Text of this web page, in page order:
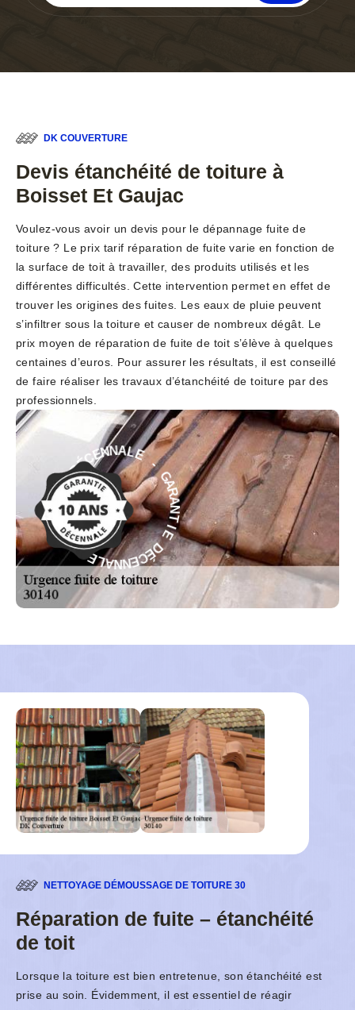
DK COUVERTURE
Devis étanchéité de toiture à
Boisset Et Gaujac
Voulez-vous avoir un devis pour le dépannage fuite de
toiture ? Le prix tarif réparation de fuite varie en fonction de
la surface de toit à travailler, des produits utilisés et les
différentes difficultés. Cette intervention permet en effet de
trouver les origines des fuites. Les eaux de pluie peuvent
s’infiltrer sous la toiture et causer de nombreux dégât. Le
prix moyen de réparation de fuite de toit s’élève à quelques
centaines d’euros. Pour assurer les résultats, il est conseillé
de faire réaliser les travaux d’étanchéité de toiture par des
professionnels.
G
A
R
A
N
T
I
E
D
É
C
E
NNALE - GA
R
A
N
T
I
E
D
É
C
E
N
N
A
L
E
-
NETTOYAGE DÉMOUSSAGE DE TOITURE 30
Réparation de fuite – étanchéité
de toit
Lorsque la toiture est bien entretenue, son étanchéité est
prise au soin. Évidemment, il est essentiel de réagir